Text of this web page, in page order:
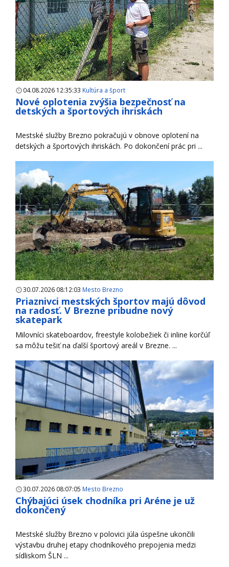
04.08.2026 12:35:33 Kultúra a šport
Nové oplotenia zvýšia bezpečnosť na
detských a športových ihriskách
Mestské služby Brezno pokračujú v obnove oplotení na
detských a športových ihriskách. Po dokončení prác pri ...
30.07.2026 08:12:03 Mesto Brezno
Priaznivci mestských športov majú dôvod
na radosť. V Brezne pribudne nový
skatepark
Milovníci skateboardov, freestyle kolobežiek či inline korčúľ
sa môžu tešiť na ďalší športový areál v Brezne. ...
30.07.2026 08:07:05 Mesto Brezno
Chýbajúci úsek chodníka pri Aréne je už
dokončený
Mestské služby Brezno v polovici júla úspešne ukončili
výstavbu druhej etapy chodníkového prepojenia medzi
sídliskom ŠLN ...